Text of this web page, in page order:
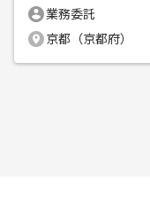
業務委託
京都（京都府）